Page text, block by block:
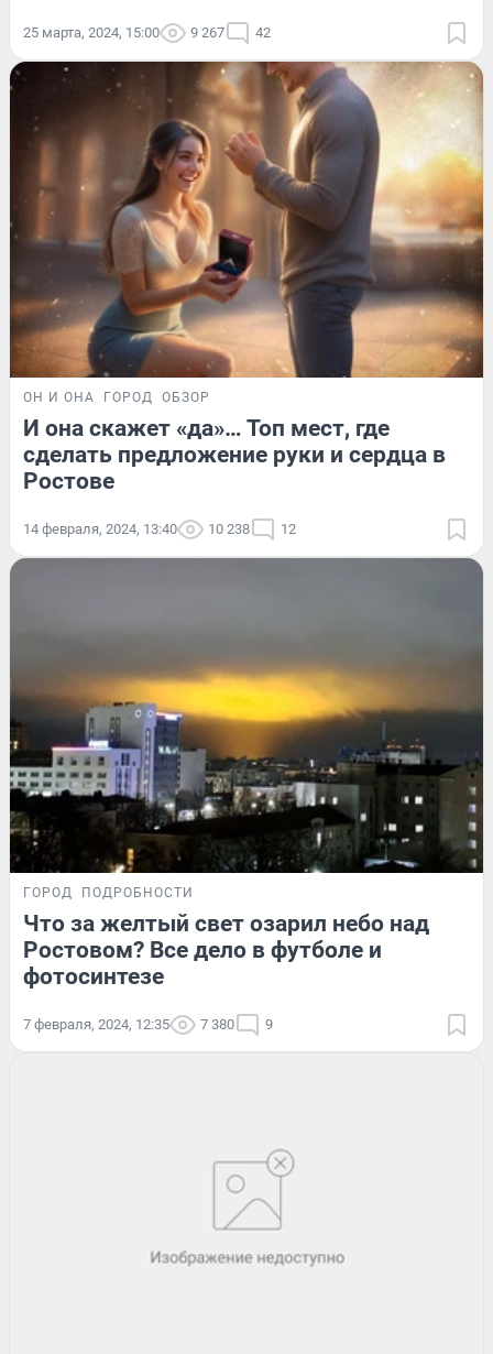
25 марта, 2024, 15:00 9 267 42
ОН И ОНА ГОРОД ОБЗОР
И она скажет «да»… Топ мест, где
сделать предложение руки и сердца в
Ростове
14 февраля, 2024, 13:40 10 238 12
ГОРОД ПОДРОБНОСТИ
Что за желтый свет озарил небо над
Ростовом? Все дело в футболе и
фотосинтезе
7 февраля, 2024, 12:35 7 380 9